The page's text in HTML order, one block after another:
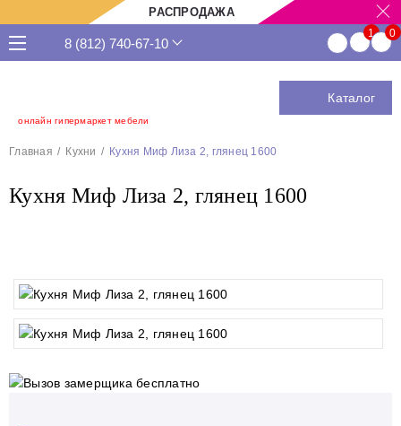
РАСПРОДАЖА
онлайн гипермаркет мебели
8 (812) 740-67-10
Каталог
Главная Кухни Кухня Миф Лиза 2, глянец 1600
Кухня Миф Лиза 2, глянец 1600